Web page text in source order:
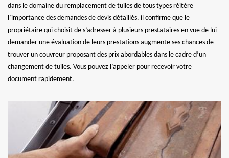
dans le domaine du remplacement de tuiles de tous types réitère
l’importance des demandes de devis détaillés. il confirme que le
propriétaire qui choisit de s’adresser à plusieurs prestataires en vue de lui
demander une évaluation de leurs prestations augmente ses chances de
trouver un couvreur proposant des prix abordables dans le cadre d’un
changement de tuiles. Vous pouvez l’appeler pour recevoir votre
document rapidement.